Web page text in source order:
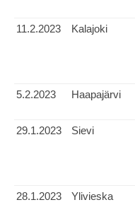
11.2.2023 Kalajoki
5.2.2023
Haapajärvi
29.1.2023 Sievi
28.1.2023
Ylivieska